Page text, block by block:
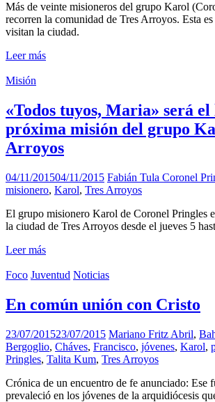
Más de veinte misioneros del grupo Karol
recorren la comunidad de Tres Arroyos. Esta
visitan la ciudad.
Leer más
Misión
«Todos tuyos, Maria» será el
próxima misión del grupo
Arroyos
04/11/201504/11/2015 Fabián Tula Coronel
misionero, Karol, Tres Arroyos
El grupo misionero Karol de Coronel Pringles
la ciudad de Tres Arroyos desde el jueves 5
Leer más
Foco Juventud Noticias
En común unión con Cristo
23/07/201523/07/2015 Mariano Fritz Abril,
Bergoglio, Cháves, Francisco, jóvenes, Karol,
Pringles, Talita Kum, Tres Arroyos
Crónica de un encuentro de fe anunciado: Ese
prevaleció en los jóvenes de la arquidiócesis